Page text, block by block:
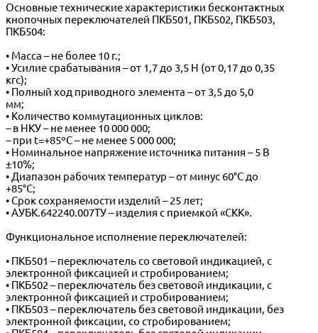
Основные технические характеристики бесконтактных
кнопочных переключателей ПКБ501, ПКБ502, ПКБ503,
ПКБ504:
• Масса – не более 10 г.;
• Усилие срабатывания – от 1,7 до 3,5 Н (от 0,17 до 0,35
кгс);
• Полный ход приводного элемента – от 3,5 до 5,0
мм;
• Количество коммутационных циклов:
– в НКУ – не менее 10 000 000;
– при t=+85ºС – не менее 5 000 000;
• Номинальное напряжение источника питания – 5 В
±10%;
• Диапазон рабочих температур – от минус 60°С до
+85°С;
• Срок сохраняемости изделий – 25 лет;
• АУБК.642240.007ТУ – изделия с приемкой «СКК».
Функциональное исполнение переключателей:
• ПКБ501 – переключатель со световой индикацией, с
электронной фиксацией и стробированием;
• ПКБ502 – переключатель без световой индикации, с
электронной фиксацией и стробированием;
• ПКБ503 – переключатель без световой индикации, без
электронной фиксации, со стробированием;